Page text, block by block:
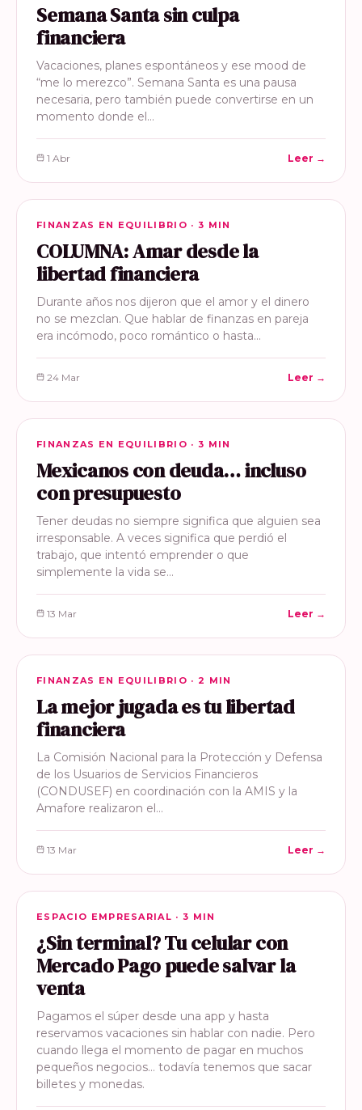
Semana Santa sin culpa
financiera
Vacaciones, planes espontáneos y ese mood de
“me lo merezco”. Semana Santa es una pausa
necesaria, pero también puede convertirse en un
momento donde el…
1 Abr Leer →
FINANZAS EN EQUILIBRIO
FINANZAS EN EQUILIBRIO · 3 MIN
COLUMNA: Amar desde la
libertad financiera
Durante años nos dijeron que el amor y el dinero
no se mezclan. Que hablar de finanzas en pareja
era incómodo, poco romántico o hasta…
24 Mar Leer →
FINANZAS EN EQUILIBRIO
FINANZAS EN EQUILIBRIO · 3 MIN
Mexicanos con deuda… incluso
con presupuesto
Tener deudas no siempre significa que alguien sea
irresponsable. A veces significa que perdió el
trabajo, que intentó emprender o que
simplemente la vida se…
13 Mar Leer →
FINANZAS EN EQUILIBRIO
FINANZAS EN EQUILIBRIO · 2 MIN
La mejor jugada es tu libertad
financiera
La Comisión Nacional para la Protección y Defensa
de los Usuarios de Servicios Financieros
(CONDUSEF) en coordinación con la AMIS y la
Amafore realizaron el…
13 Mar Leer →
ESPACIO EMPRESARIAL
ESPACIO EMPRESARIAL · 3 MIN
¿Sin terminal? Tu celular con
Mercado Pago puede salvar la
venta
Pagamos el súper desde una app y hasta
reservamos vacaciones sin hablar con nadie. Pero
cuando llega el momento de pagar en muchos
pequeños negocios… todavía tenemos que sacar
billetes y monedas.